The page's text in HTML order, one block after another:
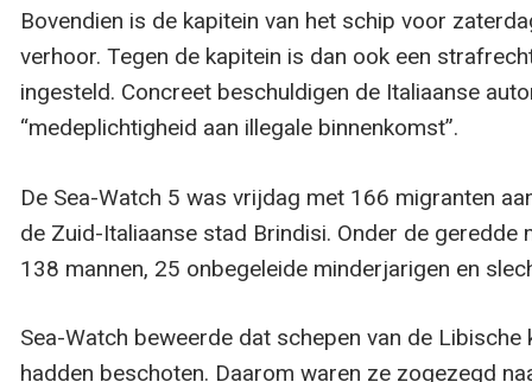
Bovendien is de kapitein van het schip voor
verhoor. Tegen de kapitein is dan ook een
ingesteld. Concreet beschuldigen de Italiaanse
“medeplichtigheid aan illegale binnenkomst”.
De Sea-Watch 5 was vrijdag met 166 migranten
de Zuid-Italiaanse stad Brindisi. Onder de geredde
138 mannen, 25 onbegeleide minderjarigen en
Sea-Watch beweerde dat schepen van de Libische
hadden beschoten. Daarom waren ze zogezegd